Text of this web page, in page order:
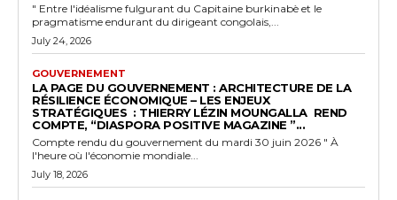
" Entre l'idéalisme fulgurant du Capitaine burkinabè et le
pragmatisme endurant du dirigeant congolais,...
July 24, 2026
GOUVERNEMENT
LA PAGE DU GOUVERNEMENT : ARCHITECTURE DE LA
RÉSILIENCE ÉCONOMIQUE – LES ENJEUX
STRATÉGIQUES : THIERRY LÉZIN MOUNGALLA REND
COMPTE, “DIASPORA POSITIVE MAGAZINE ”...
Compte rendu du gouvernement du mardi 30 juin 2026 " À
l'heure où l'économie mondiale...
July 18, 2026